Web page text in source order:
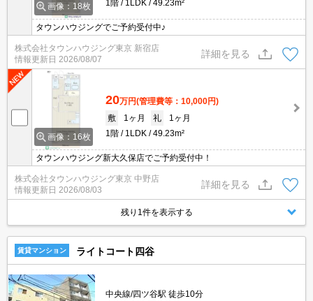
画像：18枚
1階
1LDK 49.23m²
タウンハウジングでご予約受付中♪
株式会社タウンハウジング東京 新宿店
情報更新日 2026/08/07
詳細を見る
画像：16枚
20万円(管理費等：10,000円)
敷
1ヶ月 礼
1ヶ月
1階
1LDK 49.23m²
タウンハウジング新大久保店でご予約受付中！
株式会社タウンハウジング東京 中野店
情報更新日 2026/08/03
詳細を見る
残り1件を表示する
賃貸マンション ライトコート四谷
中央線/四ツ谷駅 徒歩10分